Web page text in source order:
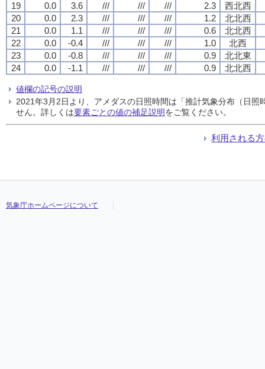
19
0.0 3.6 /// /// /// 2.3
西北西
20
0.0 2.3 /// /// /// 1.2
北北西
21
0.0 1.1 /// /// /// 0.6
北北西
22
0.0 -0.4 /// /// /// 1.0
北西
23
0.0 -0.8 /// /// /// 0.9
北北東
24
0.0 -1.1 /// /// /// 0.9 北北西
値欄の記号の説明
2021年3月2日より、アメダスの日照時間は「推計気象分布（日
せん。詳しくは要素ごとの値の補足説明をご覧ください。
利用される
気象庁ホームページについて